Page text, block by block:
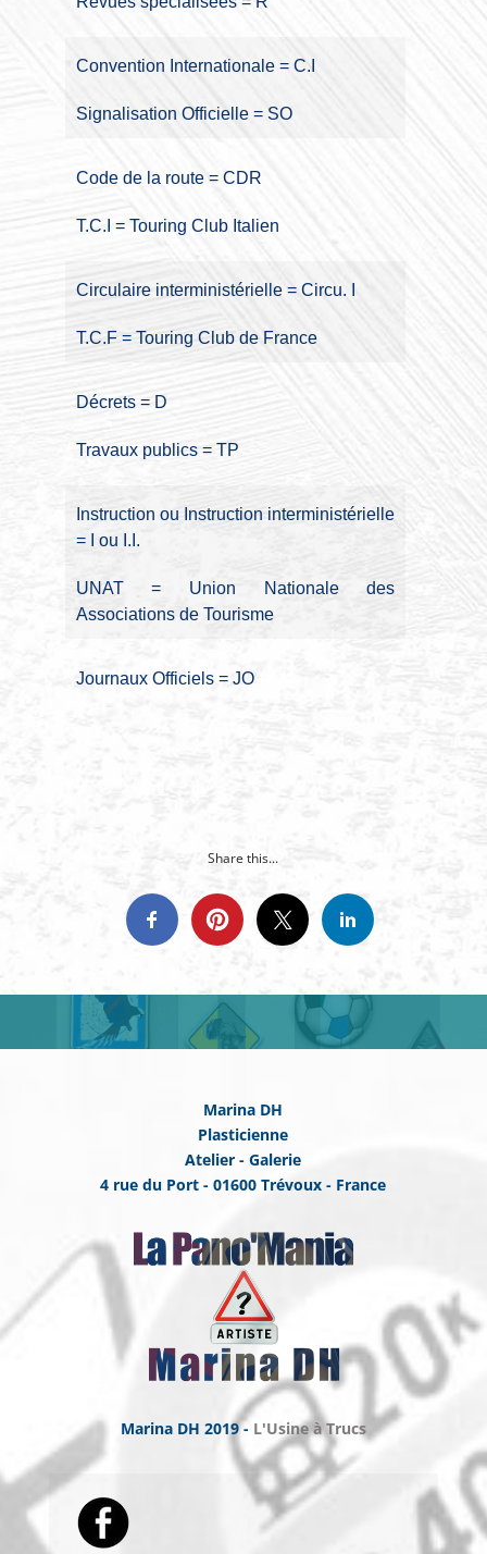
Convention Internationale = C.I
Signalisation Officielle = SO
Code de la route = CDR
T.C.I = Touring Club Italien
Circulaire interministérielle = Circu. I
T.C.F = Touring Club de France
Décrets = D
Travaux publics = TP
Instruction ou Instruction interministérielle
= I ou I.I.
UNAT = Union Nationale des
Associations de Tourisme
Journaux Officiels = JO
Share this...
Marina DH
Plasticienne
Atelier - Galerie
4 rue du Port - 01600 Trévoux - France
Marina DH 2019 - L'Usine à Trucs